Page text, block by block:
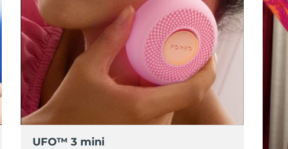
UFO™ 3 mini